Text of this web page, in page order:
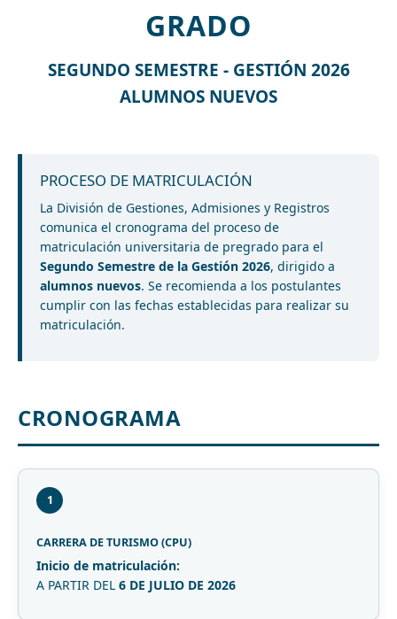
GRADO
SEGUNDO SEMESTRE - GESTIÓN 2026
ALUMNOS NUEVOS
PROCESO DE MATRICULACIÓN
La División de Gestiones, Admisiones y Registros
comunica el cronograma del proceso de
matriculación universitaria de pregrado para el
Segundo Semestre de la Gestión 2026, dirigido a
alumnos nuevos. Se recomienda a los postulantes
cumplir con las fechas establecidas para realizar su
matriculación.
CRONOGRAMA
1
CARRERA DE TURISMO (CPU)
Inicio de matriculación:
A PARTIR DEL 6 DE JULIO DE 2026